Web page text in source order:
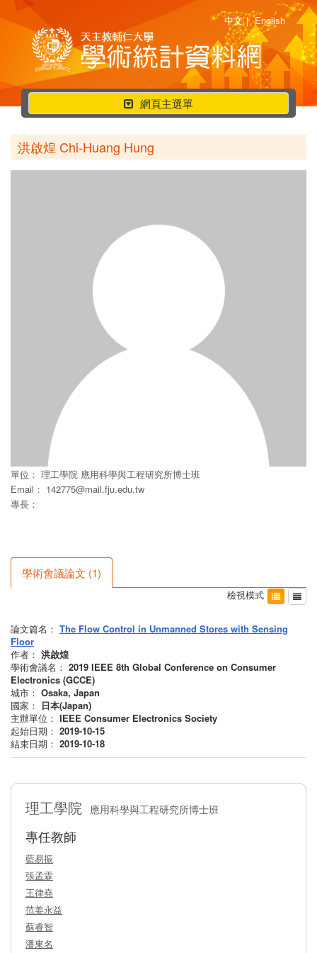
中文 | English
行
動
選
單
網頁主選單
洪啟煌 Chi-Huang Hung
單位： 理工學院 應用科學與工程研究所博士班
Email： 142775@mail.fju.edu.tw
專長：
學術會議論文 (1)
檢視模式
論文篇名： The Flow Control in Unmanned Stores with Sensing
Floor
作者： 洪啟煌
學術會議名： 2019 IEEE 8th Global Conference on Consumer
Electronics (GCCE)
城市： Osaka, Japan
國家： 日本(Japan)
主辦單位： IEEE Consumer Electronics Society
起始日期： 2019-10-15
結束日期： 2019-10-18
理工學院 應用科學與工程研究所博士班
專任教師
藍易振
張孟霖
王律堯
范姜永益
蘇睿智
潘東名